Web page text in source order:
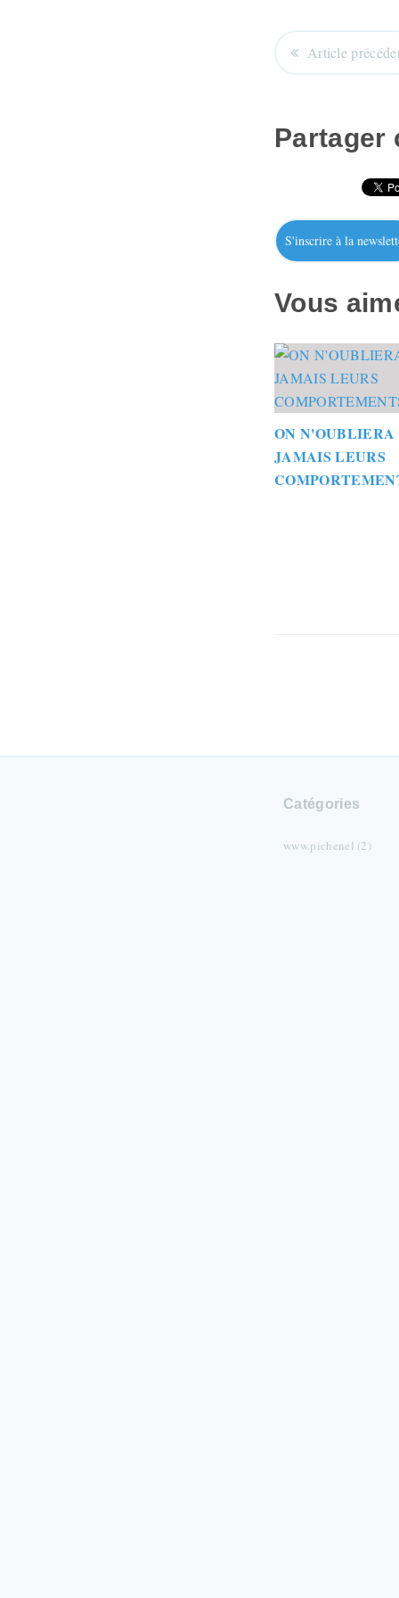
Article
Partager
S'inscrire à la
Vous
ON N'OUBLIERA
JAMAIS LEURS
Catégories
www.pichenel (2)